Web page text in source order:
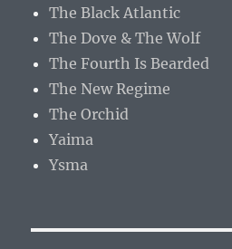
The Black Atlantic
The Dove & The Wolf
The Fourth Is Bearded
The New Regime
The Orchid
Yaima
Ysma